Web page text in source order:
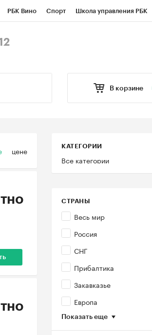
РБК Вино Спорт Школа управления РБК
В корзине
цене КАТЕГОРИИ
Все категории
СТРАНЫ
Весь мир
Россия
СНГ
Прибалтика
Закавказье
Европа
Показать еще